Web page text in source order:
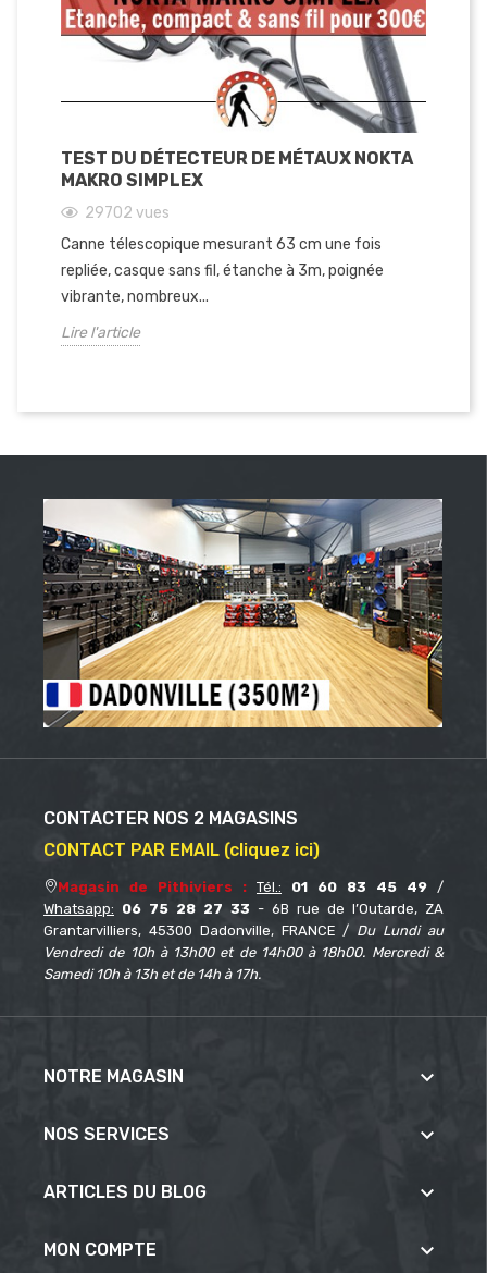
TEST DU DÉTECTEUR DE MÉTAUX NOKTA
MAKRO SIMPLEX
29702 vues
Canne télescopique mesurant 63 cm une fois
repliée, casque sans fil, étanche à 3m, poignée
vibrante, nombreux...
Lire l'article
CONTACTER NOS 2 MAGASINS
CONTACT PAR EMAIL (cliquez ici)
Magasin de Pithiviers : Tél.: 01 60 83 45 49 /
Whatsapp: 06 75 28 27 33 - 6B rue de l’Outarde, ZA
Grantarvilliers, 45300 Dadonville, FRANCE / Du Lundi au
Vendredi de 10h à 13h00 et de 14h00 à 18h00. Mercredi &
Samedi 10h à 13h et de 14h à 17h.
NOTRE MAGASIN 
NOS SERVICES 
ARTICLES DU BLOG 
MON COMPTE 